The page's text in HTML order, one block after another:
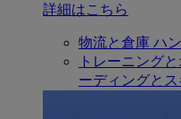
詳細はこちら
物流と倉庫 ハ
トレーニング
ーディングと